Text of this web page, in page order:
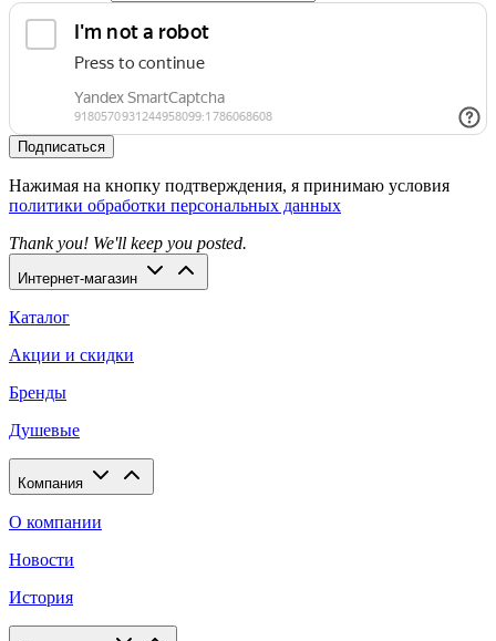
Подписаться
Нажимая на кнопку подтверждения, я принимаю условия
политики обработки персональных данных
Thank you! We'll keep you posted.
Интернет-магазин
Каталог
Акции и скидки
Бренды
Душевые
Компания
О компании
Новости
История